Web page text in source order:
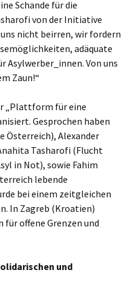
Schande für die
von der Initiative
nicht beirren, wir fordern
adäquate
Asylwerber_innen. Von uns
Zaun!“
„Plattform für eine
Gesprochen haben
Österreich), Alexander
Tasharofi (Flucht
in Not), sowie Fahim
lebende
bei einem zeitgleichen
In Zagreb (Kroatien)
offene Grenzen und
und